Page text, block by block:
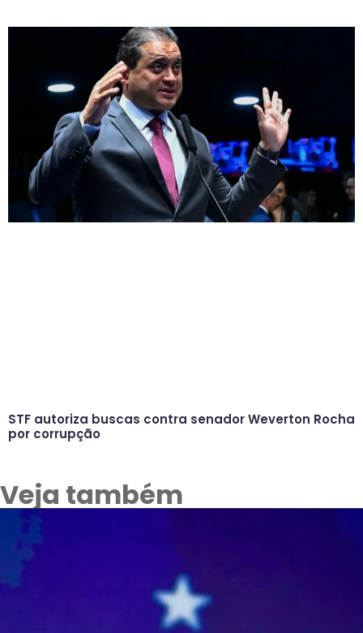
STF autoriza buscas contra senador Weverton Rocha
por corrupção
Veja também